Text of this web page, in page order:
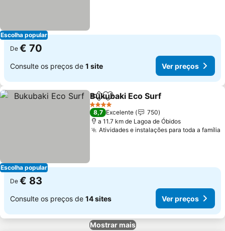
Escolha popular
De € 70
Consulte os preços de 1 site Ver preços
Escolha popular
PartilharAdicionar aos favoritos
Bukubaki Eco Surf
4 Estrelas
8,7 Excelente
750
a 11.7 km de Lagoa de Óbidos
Atividades e instalações para toda a família
De € 83
Consulte os preços de 14 sites Ver preços
Mostrar mais